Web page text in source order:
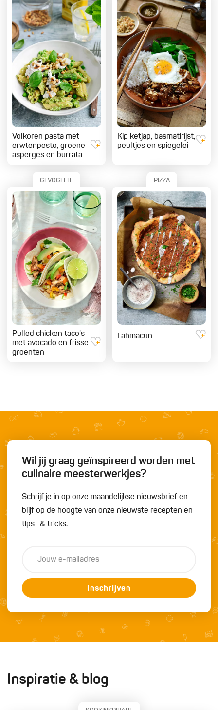
Volkoren pasta met
erwtenpesto, groene
asperges en burrata
Kip ketjap, basmatirijst,
peultjes en spiegelei
GEVOGELTE
Pulled chicken taco's
met avocado en frisse
groenten
PIZZA
Lahmacun
Wil jij graag geïnspireerd worden met
culinaire meesterwerkjes?
Schrijf je in op onze maandelijkse nieuwsbrief en
blijf op de hoogte van onze nieuwste recepten en
tips- & tricks.
Inschrijven
Inspiratie & blog